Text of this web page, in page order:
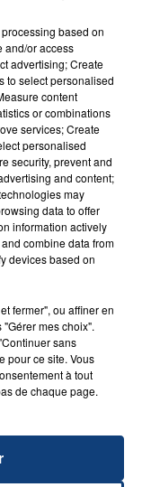
FEMME ET
après avoir
de trois mois
FAIRE
DE LA...
based on
and/or access
advertising; Create
to select personalised
content
or combinations
services; Create
personalised
security, prevent and
and content;
may
data to offer
information actively
combine data from
devices based on
fermer", ou affiner en
mes choix".
sans
pour ce site. Vous
à tout
de chaque page.